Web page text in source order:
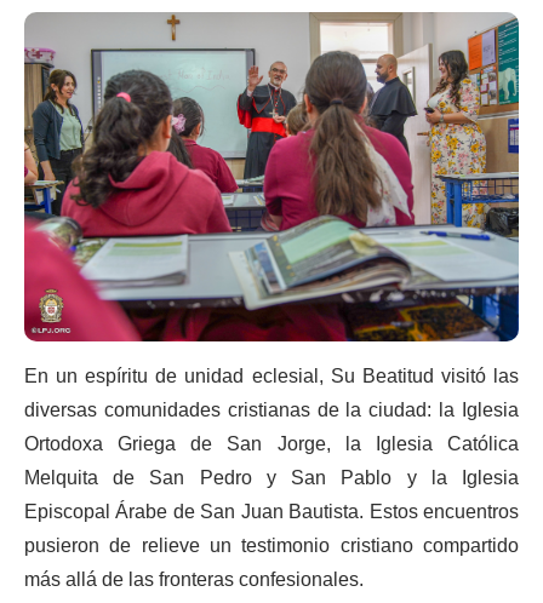
En un espíritu de unidad eclesial, Su Beatitud visitó las
diversas comunidades cristianas de la ciudad: la Iglesia
Ortodoxa Griega de San Jorge, la Iglesia Católica
Melquita de San Pedro y San Pablo y la Iglesia
Episcopal Árabe de San Juan Bautista. Estos encuentros
pusieron de relieve un testimonio cristiano compartido
más allá de las fronteras confesionales.